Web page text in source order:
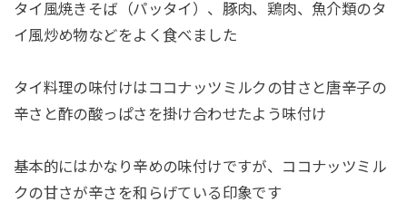
タイ風焼きそば（パッタイ）、豚肉、鶏肉、魚介類のタ
イ風炒め物などをよく食べました
タイ料理の味付けはココナッツミルクの甘さと唐辛子の
辛さと酢の酸っぱさを掛け合わせたよう味付け
基本的にはかなり辛めの味付けですが、ココナッツミル
クの甘さが辛さを和らげている印象です